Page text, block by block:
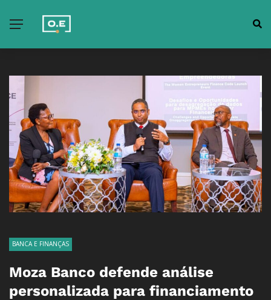
BANCA E FINANÇAS
Moza Banco defende análise
personalizada para financiamento